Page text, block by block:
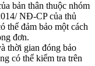
bản thân thuộc nhóm
NĐ-CP của thủ
thể đảm bảo một cách
đơn.
thời gian đóng bảo
có thể kiểm tra trên